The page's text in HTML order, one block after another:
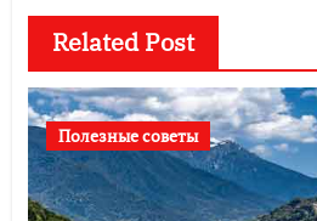
Related Post
Полезные советы